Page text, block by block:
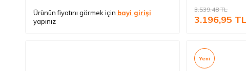
Ürünün fiyatını görmek için bayi girişi
yapınız
3.539,48TL
3.196,95 TL
Yeni